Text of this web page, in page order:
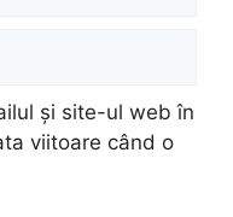
și site-ul web în
viitoare când o